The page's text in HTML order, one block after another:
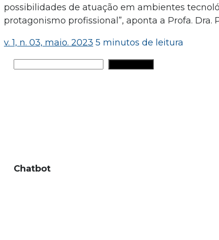
possibilidades de atuação em ambientes
protagonismo profissional”, aponta a Profa. Dra.
v. 1, n. 03, maio. 2023 5 minutos de leitura
Pesquisar
Chatbot